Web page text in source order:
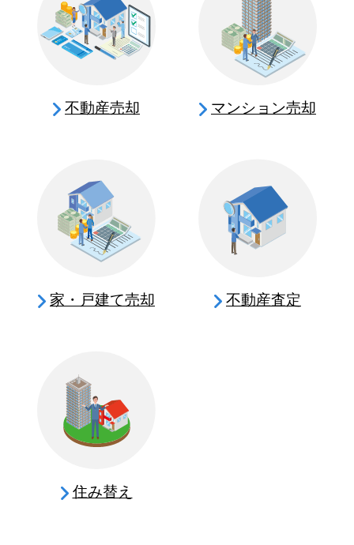
不動産売却 マンション売却
家・戸建て売却 不動産査定
住み替え